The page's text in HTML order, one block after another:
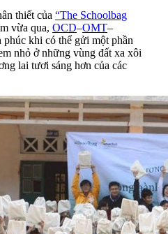
thiết của “The Schoolbag
vừa qua, OCD–OMT–
phúc khi có thể gửi một phần
nhỏ ở những vùng đất xa xôi
lai tươi sáng hơn của các